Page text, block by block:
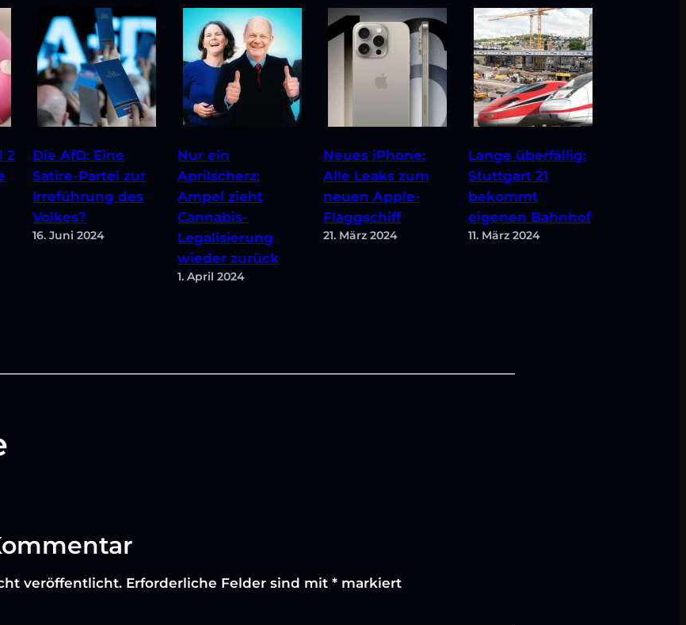
2
Die AfD: Eine
Satire-Partei zur
Irreführung des
Volkes?
16. Juni 2024
Nur ein
Aprilscherz:
Ampel zieht
Cannabis-
Legalisierung
wieder zurück
1. April 2024
Neues iPhone:
Alle Leaks zum
neuen Apple-
Flaggschiff
21. März 2024
Lange überfällig:
Stuttgart 21
bekommt
eigenen Bahnhof
11. März 2024
veröffentlicht. Erforderliche Felder sind mit * markiert